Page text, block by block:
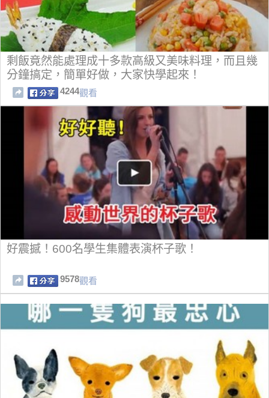
剩飯竟然能處理成十多款高級又美味料理，而且幾
分鐘搞定，簡單好做，大家快學起來！
4244觀看
好震撼！600名學生集體表演杯子歌！
9578觀看